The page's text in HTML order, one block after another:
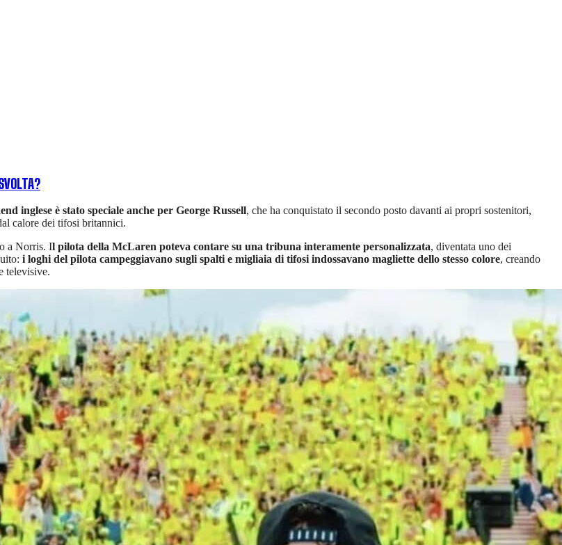
inglese è stato speciale anche per George Russell, che ha conquistato il secondo posto davanti ai propri sostenitori,
calore dei tifosi britannici.
a Norris. Il pilota della McLaren poteva contare su una tribuna interamente personalizzata, diventata uno dei
i loghi del pilota campeggiavano sugli spalti e migliaia di tifosi indossavano magliette dello stesso colore, creando
televisive.